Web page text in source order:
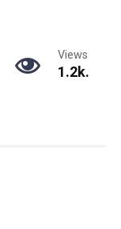
Views
1.2k.